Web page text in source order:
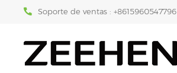
Soporte de ventas : +8615960547796